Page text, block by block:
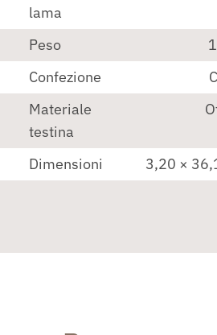
lama
Peso
Confezione
Materiale
testina
Dimensioni 3,20 ×